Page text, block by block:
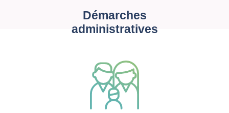
Démarches
administratives